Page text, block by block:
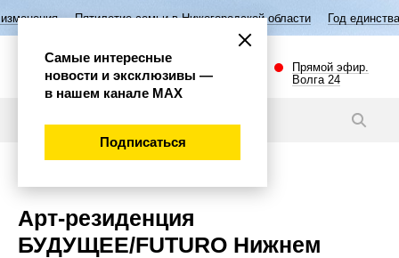
семьи в Нижегородской области Год единства народов
Прямой эфир.
Волга 24
Арт‑резиденция
БУДУЩЕЕ/FUTURO Нижнем
Самые интересные
новости и эксклюзивы —
в нашем канале МАХ
Подписаться